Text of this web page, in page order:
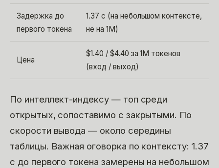
Задержка до
первого токена
1.37 с (на небольшом контексте,
не на 1M)
Цена
$1.40 / $4.40 за 1M токенов
(вход / выход)
По интеллект-индексу — топ среди
открытых, сопоставимо с закрытыми. По
скорости вывода — около середины
таблицы. Важная оговорка по контексту: 1.37
с до первого токена замерены на небольшом